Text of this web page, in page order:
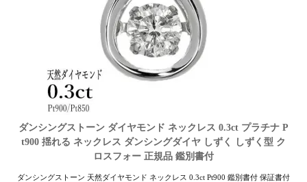
ダンシングストーン ダイヤモンド ネックレス 0.3ct プラチナ P
t900 揺れる ネックレス ダンシングダイヤ しずく しずく型 ク
ロスフォー 正規品 鑑別書付
ダンシングストーン 天然ダイヤモンド ネックレス 0.3ct Pt900 鑑別書付 保証書付